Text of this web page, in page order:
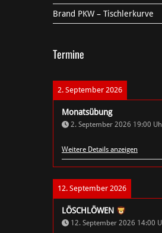
Brand PKW – Tischlerkurve
Termine
2. September 2026
Monatsübung
2. September 2026 19:00
Weitere Details anzeigen
12. September 2026
LÖSCHLÖWEN
12. September 2026 14:00